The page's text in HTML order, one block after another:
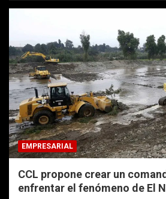
EMPRESARIAL
CCL propone crear un
enfrentar el fenómeno de El